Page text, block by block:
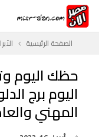
الصفحة الرئيسية
حظك اليوم
اليوم برج
المهني